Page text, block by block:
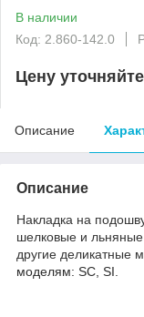
В наличии
Код: 2.860-142.0
Цену уточняйте
Описание
Описание
Накладка на
шелковые и
другие деликатные
моделям: SC, SI.